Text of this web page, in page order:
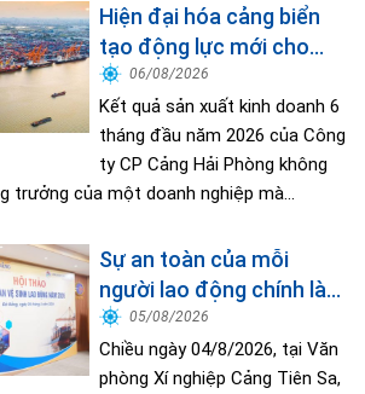
Hiện đại hóa cảng biển
tạo động lực mới cho
tăng trưởng kinh tế Hải
Phòng
06/08/2026
Kết quả sản xuất kinh doanh 6
tháng đầu năm 2026 của Công
ty CP Cảng Hải Phòng không
trưởng của một doanh nghiệp mà...
Sự an toàn của mỗi
người lao động chính là
nền tảng vững chắc tạo
nên thành công của
Cảng Đà Nẵng
05/08/2026
Chiều ngày 04/8/2026, tại Văn
phòng Xí nghiệp Cảng Tiên Sa,